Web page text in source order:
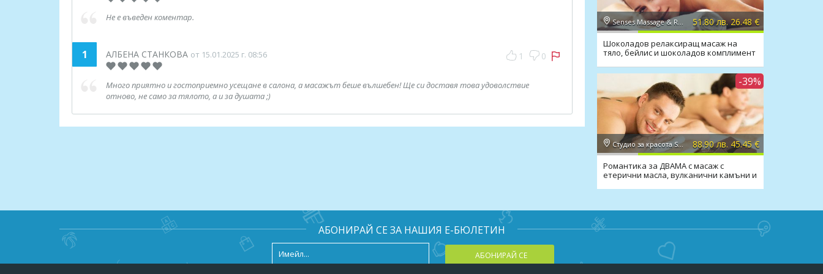
фактори.
Важно! От актуалната промоция може да се възползвате само чрез закупуване на ваучер от Deals.bg Неизползван в
срок ваучер се счита за НЕВАЛИДЕН и сумата по него не се възстановява.
Не е въведен коментар.
1 АЛБЕНА СТАНКОВА от 15.01.2025 г. 08:56 1 0
Много приятно и гостоприемно усещане в салона, а масажът беше вълшебен! Ще си доставя това удоволствие
отново, не само за тялото, а и за душата ;)
Senses Massage & Recreation 51.80 лв. 26.48 €
Шоколадов релаксиращ масаж на
тяло, бейлис и шоколадов комплимент
-39%
Студио за красота Secret Vision 88.90 лв. 45.45 €
Романтика за ДВАМА с масаж с
етерични масла, вулканични камъни и
АБОНИРАЙ СЕ ЗА НАШИЯ Е-БЮЛЕТИН
АБОНИРАЙ СЕ